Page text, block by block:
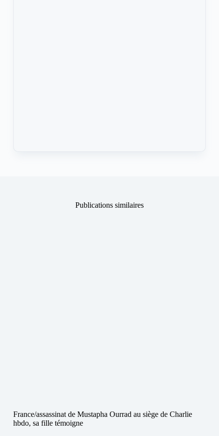
Publications similaires
France/assassinat de Mustapha Ourrad au siège de Charlie
hbdo, sa fille témoigne